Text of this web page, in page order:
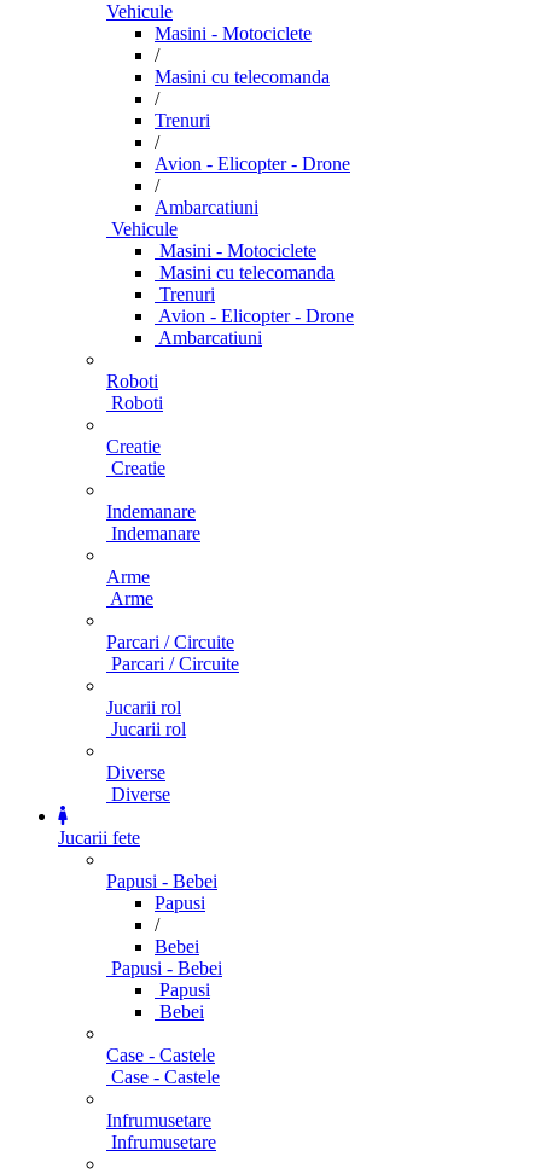
Vehicule
Masini - Motociclete
/
Masini cu telecomanda
/
Trenuri
/
Avion - Elicopter - Drone
/
Ambarcatiuni
Vehicule
Masini - Motociclete
Masini cu telecomanda
Trenuri
Avion - Elicopter - Drone
Ambarcatiuni
Roboti
Roboti
Creatie
Creatie
Indemanare
Indemanare
Arme
Arme
Parcari / Circuite
Parcari / Circuite
Jucarii rol
Jucarii rol
Diverse
Diverse
Jucarii fete
Papusi - Bebei
Papusi
/
Bebei
Papusi - Bebei
Papusi
Bebei
Case - Castele
Case - Castele
Infrumusetare
Infrumusetare